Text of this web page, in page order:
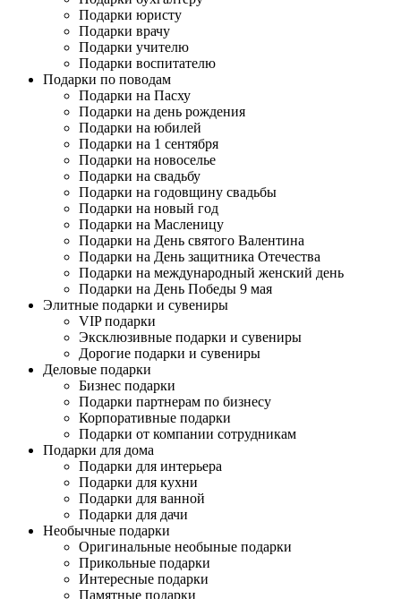
Подарки юристу
Подарки врачу
Подарки учителю
Подарки воспитателю
Подарки по поводам
Подарки на Пасху
Подарки на день рождения
Подарки на юбилей
Подарки на 1 сентября
Подарки на новоселье
Подарки на свадьбу
Подарки на годовщину свадьбы
Подарки на новый год
Подарки на Масленицу
Подарки на День святого Валентина
Подарки на День защитника Отечества
Подарки на международный женский день
Подарки на День Победы 9 мая
Элитные подарки и сувениры
VIP подарки
Эксклюзивные подарки и сувениры
Дорогие подарки и сувениры
Деловые подарки
Бизнес подарки
Подарки партнерам по бизнесу
Корпоративные подарки
Подарки от компании сотрудникам
Подарки для дома
Подарки для интерьера
Подарки для кухни
Подарки для ванной
Подарки для дачи
Необычные подарки
Оригинальные необыные подарки
Прикольные подарки
Интересные подарки
Памятные подарки